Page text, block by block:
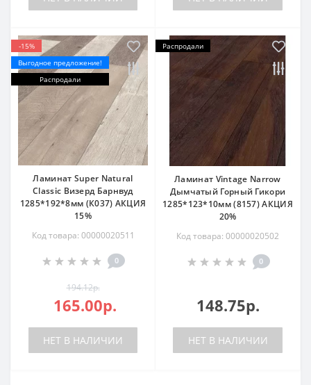
-15%
Выгодное предложение!
Распродали
Ламинат Super Natural
Classic Визерд Барнвуд
1285*192*8мм (К037) АКЦИЯ
15%
Код товара: 00000020511
0
194.12р.
165.00р.
НЕТ В НАЛИЧИИ
Распродали
Ламинат Vintage Narrow
Дымчатый Горный Гикори
1285*123*10мм (8157) АКЦИЯ
20%
Код товара: 00000020502
0
148.75р.
НЕТ В НАЛИЧИИ